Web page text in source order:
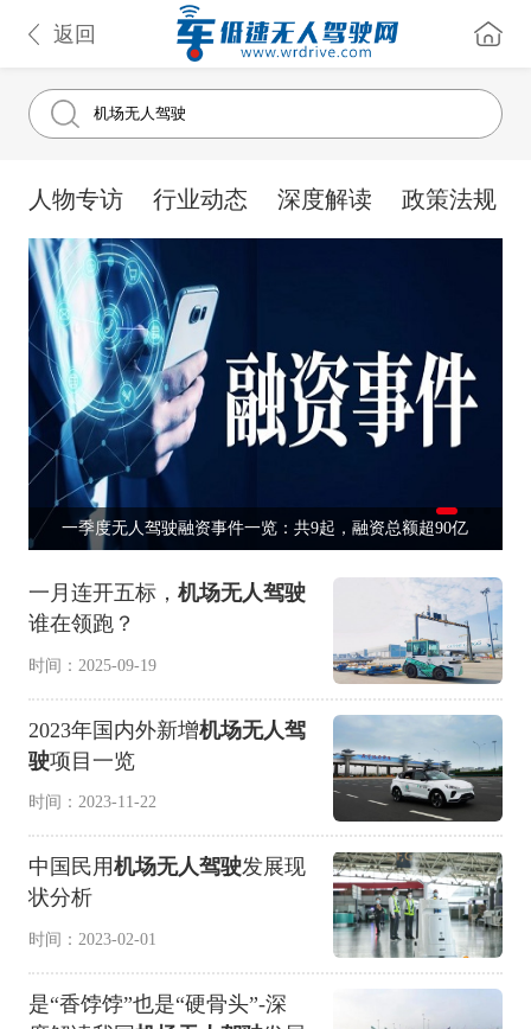
返回
人物专访 行业动态 深度解读 政策法规
一季度无人驾驶融资事件一览：共9起，融资总额超90亿
一月连开五标， 机场无人驾驶
谁在领跑？
时间：2025-09-19
2023年国内外新增机场无人驾
驶项目一览
时间：2023-11-22
中国民用机场无人驾驶发展现
状分析
时间：2023-02-01
是“香饽饽”也是“硬骨头”-深